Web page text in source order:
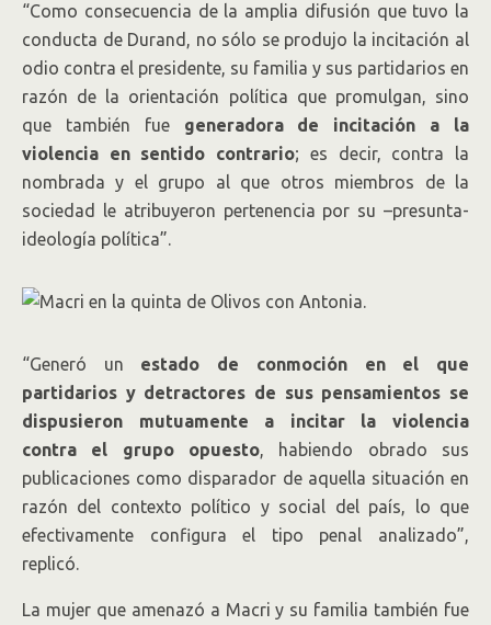
“Como consecuencia de la amplia difusión que tuvo la
conducta de Durand, no sólo se produjo la incitación al
odio contra el presidente, su familia y sus partidarios en
razón de la orientación política que promulgan, sino
que también fue generadora de incitación a la
violencia en sentido contrario; es decir, contra la
nombrada y el grupo al que otros miembros de la
sociedad le atribuyeron pertenencia por su –presunta-
ideología política”.
“Generó un estado de conmoción en el que
partidarios y detractores de sus pensamientos se
dispusieron mutuamente a incitar la violencia
contra el grupo opuesto, habiendo obrado sus
publicaciones como disparador de aquella situación en
razón del contexto político y social del país, lo que
efectivamente configura el tipo penal analizado”,
replicó.
La mujer que amenazó a Macri y su familia también fue